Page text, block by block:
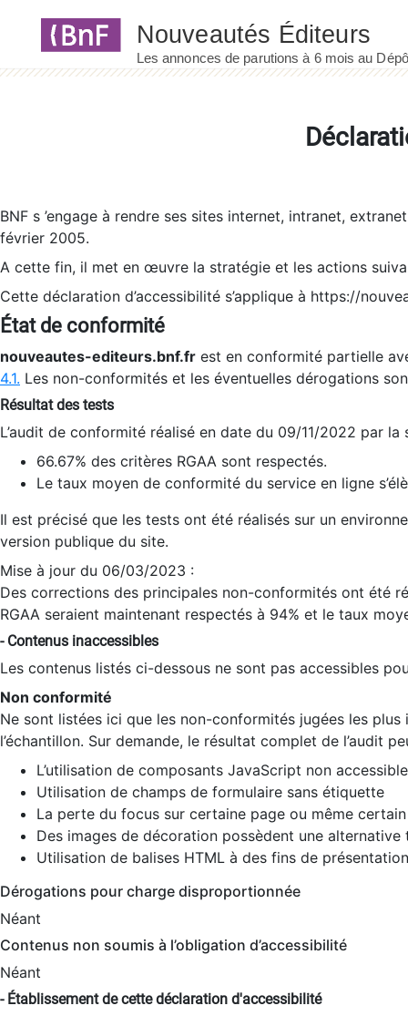
BNF s ’engage à rendre ses sites internet, intranet,
février 2005.
A cette fin, il met en œuvre la stratégie et les actions
Cette déclaration d’accessibilité s’applique à https://
État de conformité
nouveautes-editeurs.bnf.fr est en conformité partielle
4.1. Les non-conformités et les éventuelles dérogations
Résultat des tests
L’audit de conformité réalisé en date du 09/11/2022 par
66.67% des critères RGAA sont respectés.
Le taux moyen de conformité du service en ligne
Il est précisé que les tests ont été réalisés sur un
version publique du site.
Mise à jour du 06/03/2023 :
Des corrections des principales non-conformités ont été
RGAA seraient maintenant respectés à 94% et le taux
- Contenus inaccessibles
Les contenus listés ci-dessous ne sont pas accessibles
Non conformité
Ne sont listées ici que les non-conformités jugées les
l’échantillon. Sur demande, le résultat complet de l’audit
L’utilisation de composants JavaScript non
Utilisation de champs de formulaire sans étiquette
La perte du focus sur certaine page ou même
Des images de décoration possèdent une alternative
Utilisation de balises HTML à des fins de
Dérogations pour charge disproportionnée
Néant
Contenus non soumis à l’obligation d’accessibilité
Néant
- Établissement de cette déclaration d'accessibilité